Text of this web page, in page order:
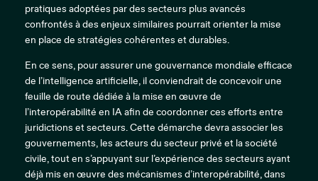
pratiques adoptées par des secteurs plus avancés
confrontés à des enjeux similaires pourrait orienter la mise
en place de stratégies cohérentes et durables.
En ce sens, pour assurer une gouvernance mondiale efficace
de l’intelligence artificielle, il conviendrait de concevoir une
feuille de route dédiée à la mise en œuvre de
l’interopérabilité en IA afin de coordonner ces efforts entre
juridictions et secteurs. Cette démarche devra associer les
gouvernements, les acteurs du secteur privé et la société
civile, tout en s’appuyant sur l’expérience des secteurs ayant
déjà mis en œuvre des mécanismes d’interopérabilité, dans